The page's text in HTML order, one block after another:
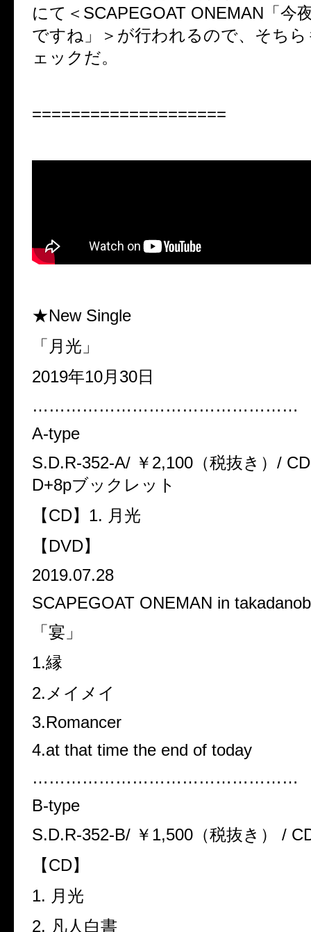
にて＜SCAPEGOAT ONEMAN「今
ですね」＞が行われるので、そち
ェックだ。
====================
★New Single
「月光」
2019年10月30日
…………………………………………
A-type
S.D.R-352-A/ ￥2,100（税抜き）/
D+8pブックレット
【CD】1. 月光
【DVD】
2019.07.28
SCAPEGOAT ONEMAN in
「宴」
1.縁
2.メイメイ
3.Romancer
4.at that time the end of today
…………………………………………
B-type
S.D.R-352-B/ ￥1,500（税抜き） /
【CD】
1. 月光
2. 凡人白書